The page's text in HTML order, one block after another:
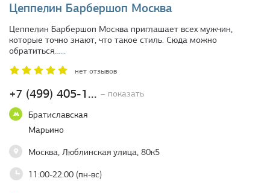
Цеппелин Барбершоп Москва
+7 (499) 405-1... – показать
Братиславская
Марьино
Москва, Люблинская улица, 80к5
11:00-22:00 (пн-вс)
Цеппелин Барбершоп Москва приглашает всех мужчин,
которые точно знают, что такое стиль. Сюда можно
обратиться…...
нет отзывов